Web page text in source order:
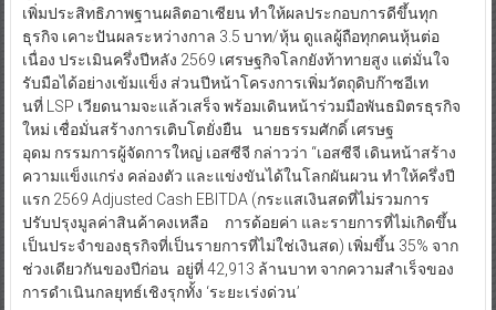
เพิ่มประสิทธิภาพฐานผลิตอาเซียน ทำให้ผลประกอบการดีขึ้นทุก
ธุรกิจ เคาะปันผลระหว่างกาล 3.5 บาท/หุ้น ดูแลผู้ถือทุกคนหุ้นต่อ
เนื่อง ประเมินครึ่งปีหลัง 2569 เศรษฐกิจโลกยังท้าทายสูง แต่มั่นใจ
รับมือได้อย่างเข้มแข็ง ส่วนปีหน้าโครงการเพิ่มวัตถุดิบก๊าซอีเท
นที่ LSP เวียดนามจะแล้วเสร็จ พร้อมเดินหน้าร่วมมือพันธมิตรธุรกิจ
ใหม่ เชื่อมั่นสร้างการเติบโตยั่งยืน นายธรรมศักดิ์ เศรษฐ
อุดม กรรมการผู้จัดการใหญ่ เอสซีจี กล่าวว่า “เอสซีจี เดินหน้าสร้าง
ความแข็งแกร่ง คล่องตัว และแข่งขันได้ในโลกผันผวน ทำให้ครึ่งปี
แรก 2569 Adjusted Cash EBITDA (กระแสเงินสดที่ไม่รวมการ
ปรับปรุงมูลค่าสินค้าคงเหลือ การด้อยค่า และรายการที่ไม่เกิดขึ้น
เป็นประจำของธุรกิจที่เป็นรายการที่ไม่ใช่เงินสด) เพิ่มขึ้น 35% จาก
ช่วงเดียวกันของปีก่อน อยู่ที่ 42,913 ล้านบาท จากความสำเร็จของ
การดำเนินกลยุทธ์เชิงรุกทั้ง ‘ระยะเร่งด่วน’